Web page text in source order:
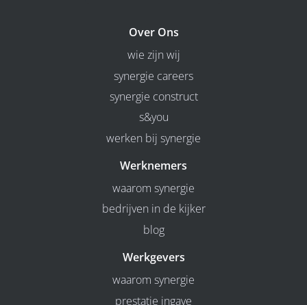
Over Ons
wie zijn wij
synergie careers
synergie construct
s&you
werken bij synergie
Werknemers
waarom synergie
bedrijven in de kijker
blog
Werkgevers
waarom synergie
prestatie ingave